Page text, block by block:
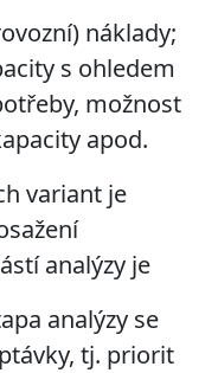
náklady;
s ohledem
možnost
apod.
variant je
analýzy je
analýzy se
tj. priorit